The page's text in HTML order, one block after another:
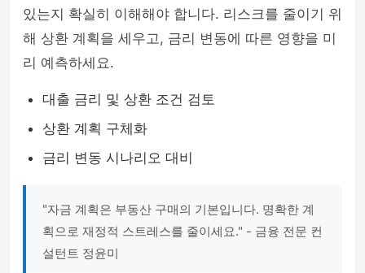
있는지 확실히 이해해야 합니다. 리스크를 줄이기 위
해 상환 계획을 세우고, 금리 변동에 따른 영향을 미
리 예측하세요.
대출 금리 및 상환 조건 검토
상환 계획 구체화
금리 변동 시나리오 대비
"자금 계획은 부동산 구매의 기본입니다. 명확한 계
획으로 재정적 스트레스를 줄이세요." - 금융 전문 컨
설턴트 정윤미